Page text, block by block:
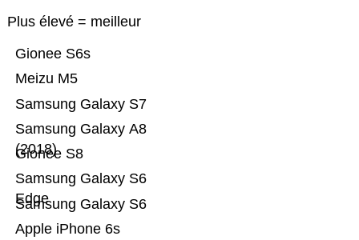
Plus élevé = meilleur
Apple iPhone 6s
Samsung Galaxy S6
Samsung Galaxy S6
Edge
Gionee S8
Samsung Galaxy A8
(2018)
Samsung Galaxy S7
Meizu M5
Gionee S6s